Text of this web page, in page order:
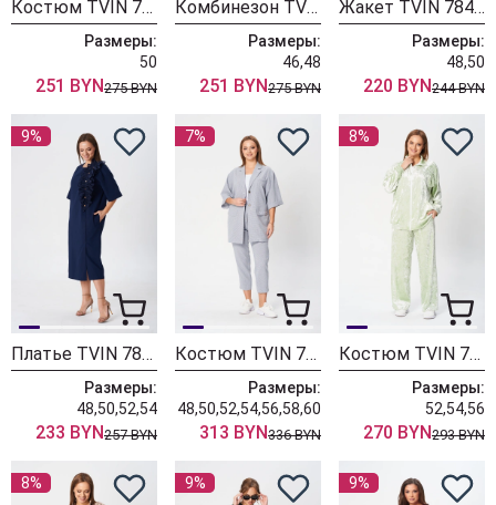
Костюм TVIN 7854 голубой
Размеры:
50
251 BYN275 BYN
Комбинезон TVIN 7994
Размеры:
46,48
251 BYN275 BYN
Жакет TVIN 7845 бежевый
Размеры:
48,50
220 BYN244 BYN
9%
Платье TVIN 7840 синий
Размеры:
48,50,52,54
233 BYN257 BYN
7%
Костюм TVIN 7807-1
Размеры:
48,50,52,54,56,58,60
313 BYN336 BYN
8%
Костюм TVIN 7836 олива
Размеры:
52,54,56
270 BYN293 BYN
8% 9% 9%